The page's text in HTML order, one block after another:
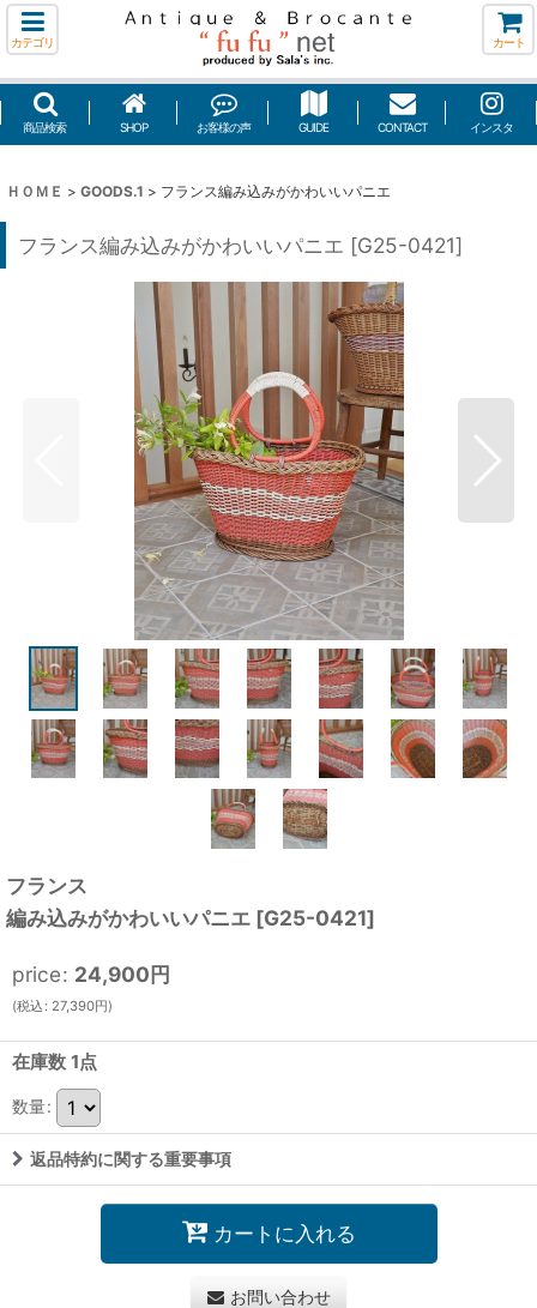
カテゴリ カート
商品検索 SHOP お客様の声 GUIDE CONTACT インスタ
ＨＯＭＥ > GOODS.1 > フランス編み込みがかわいいパニエ
フランス編み込みがかわいいパニエ [G25-0421]
フランス
編み込みがかわいいパニエ [G25-0421]
price: 24,900円
(税込 : 27,390円)
在庫数 1点
数量:
返品特約に関する重要事項
カートに入れる
お問い合わせ